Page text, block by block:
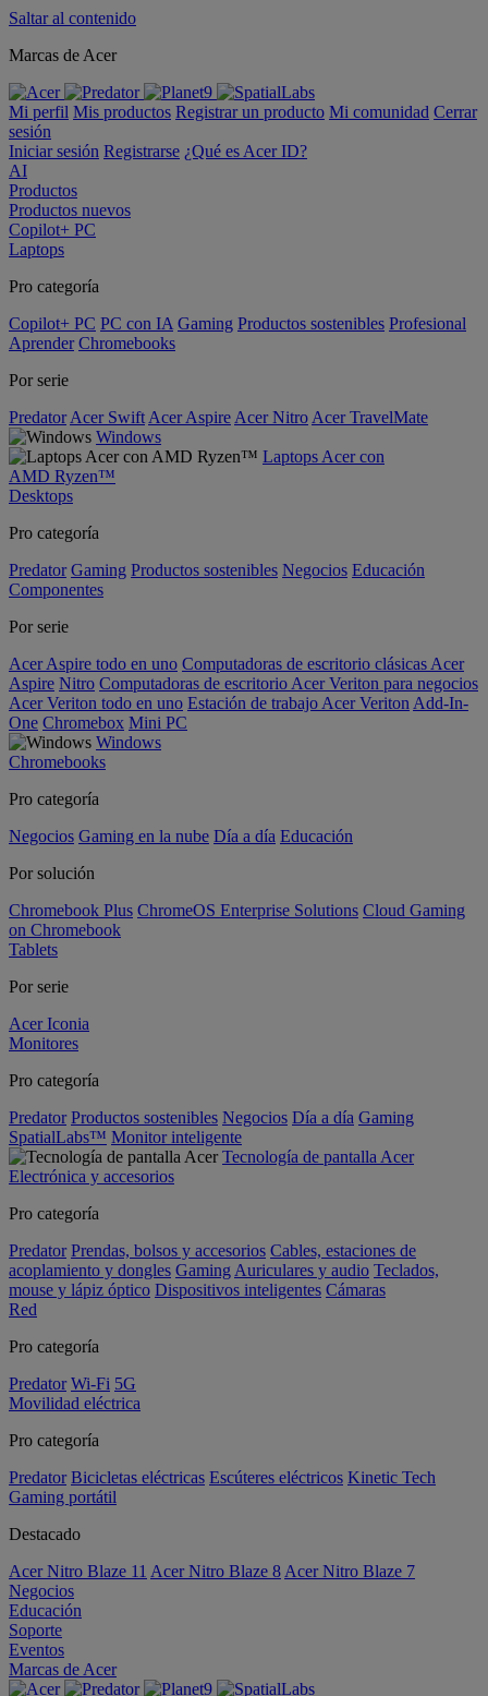
Saltar al contenido
Marcas de Acer
Mi perfil Mis productos Registrar un producto Mi comunidad Cerrar
sesión
Iniciar sesión Registrarse ¿Qué es Acer ID?
AI
Productos
Productos nuevos
Copilot+ PC
Laptops
Pro categoría
Copilot+ PC PC con IA Gaming Productos sostenibles Profesional
Aprender Chromebooks
Por serie
Predator Acer Swift Acer Aspire Acer Nitro Acer TravelMate
Windows
Laptops Acer con
AMD Ryzen™
Desktops
Pro categoría
Predator Gaming Productos sostenibles Negocios Educación
Componentes
Por serie
Acer Aspire todo en uno Computadoras de escritorio clásicas Acer
Aspire Nitro Computadoras de escritorio Acer Veriton para negocios
Acer Veriton todo en uno Estación de trabajo Acer Veriton Add-In-
One Chromebox Mini PC
Windows
Chromebooks
Pro categoría
Negocios Gaming en la nube Día a día Educación
Por solución
Chromebook Plus ChromeOS Enterprise Solutions Cloud Gaming
on Chromebook
Tablets
Por serie
Acer Iconia
Monitores
Pro categoría
Predator Productos sostenibles Negocios Día a día Gaming
SpatialLabs™ Monitor inteligente
Tecnología de pantalla Acer
Electrónica y accesorios
Pro categoría
Predator Prendas, bolsos y accesorios Cables, estaciones de
acoplamiento y dongles Gaming Auriculares y audio Teclados,
mouse y lápiz óptico Dispositivos inteligentes Cámaras
Red
Pro categoría
Predator Wi-Fi 5G
Movilidad eléctrica
Pro categoría
Predator Bicicletas eléctricas Escúteres eléctricos Kinetic Tech
Gaming portátil
Destacado
Acer Nitro Blaze 11 Acer Nitro Blaze 8 Acer Nitro Blaze 7
Negocios
Educación
Soporte
Eventos
Marcas de Acer